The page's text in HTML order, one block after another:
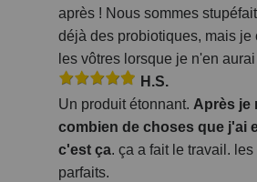
après ! Nous sommes
déjà des probiotiques, mais je
les vôtres lorsque je n'en
H.S.
Un produit étonnant. Après je
combien de choses que j'ai
c'est ça. ça a fait le travail.
parfaits.